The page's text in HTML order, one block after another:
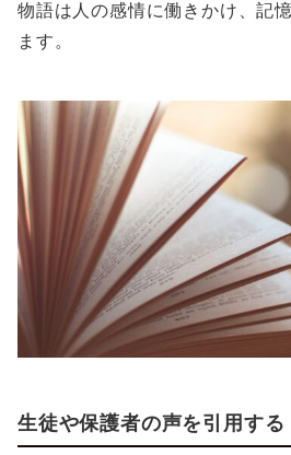
物語は人の感情に働きかけ、記
ます。
生徒や保護者の声を引用する